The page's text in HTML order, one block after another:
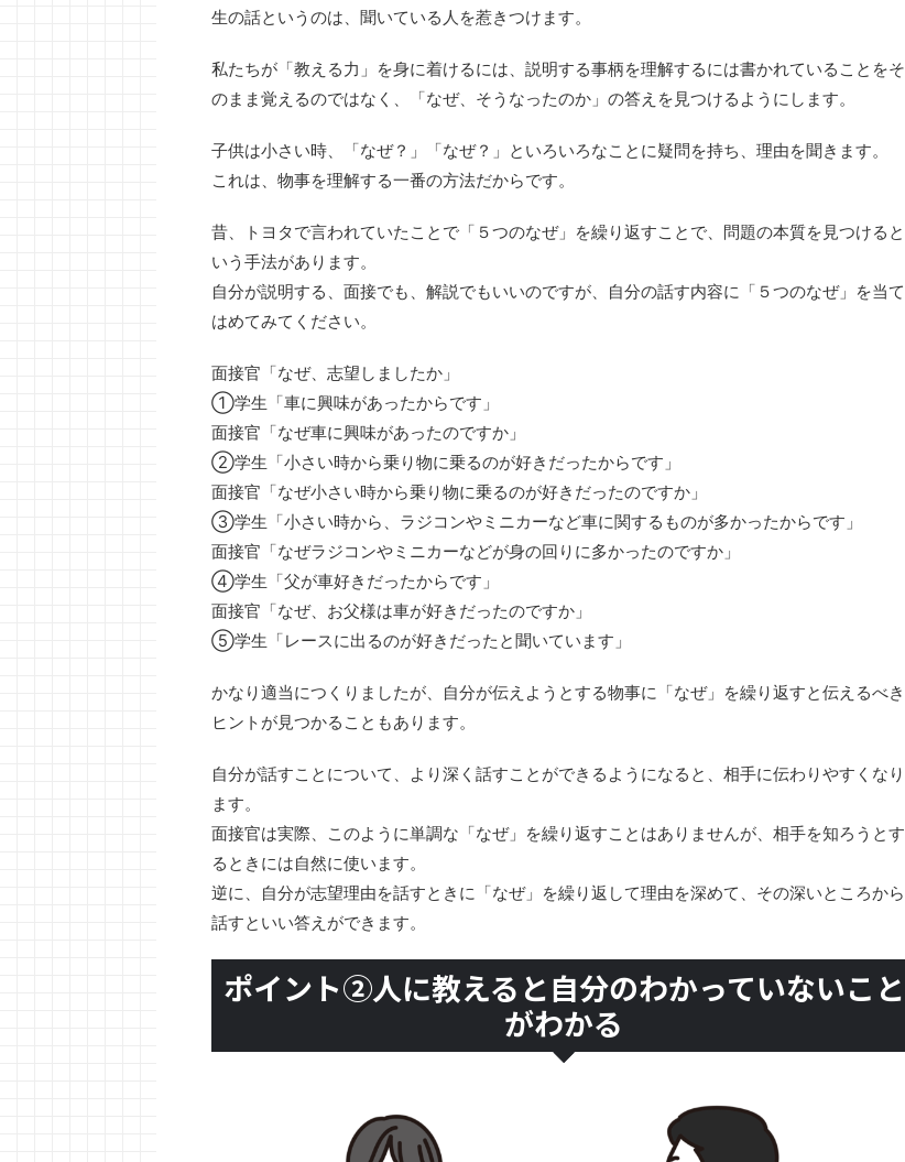
生の話というのは、聞いている人を惹きつけます。
私たちが「教える力」を身に着けるには、説明する事柄を理解するには書かれていることをそ
のまま覚えるのではなく、「なぜ、そうなったのか」の答えを見つけるようにします。
子供は小さい時、「なぜ？」「なぜ？」といろいろなことに疑問を持ち、理由を聞きます。
これは、物事を理解する一番の方法だからです。
昔、トヨタで言われていたことで「５つのなぜ」を繰り返すことで、問題の本質を見つけると
いう手法があります。
自分が説明する、面接でも、解説でもいいのですが、自分の話す内容に「５つのなぜ」を当て
はめてみてください。
面接官「なぜ、志望しましたか」
①学生「車に興味があったからです」
面接官「なぜ車に興味があったのですか」
②学生「小さい時から乗り物に乗るのが好きだったからです」
面接官「なぜ小さい時から乗り物に乗るのが好きだったのですか」
③学生「小さい時から、ラジコンやミニカーなど車に関するものが多かったからです」
面接官「なぜラジコンやミニカーなどが身の回りに多かったのですか」
④学生「父が車好きだったからです」
面接官「なぜ、お父様は車が好きだったのですか」
⑤学生「レースに出るのが好きだったと聞いています」
かなり適当につくりましたが、自分が伝えようとする物事に「なぜ」を繰り返すと伝えるべき
ヒントが見つかることもあります。
自分が話すことについて、より深く話すことができるようになると、相手に伝わりやすくなり
ます。
面接官は実際、このように単調な「なぜ」を繰り返すことはありませんが、相手を知ろうとす
るときには自然に使います。
逆に、自分が志望理由を話すときに「なぜ」を繰り返して理由を深めて、その深いところから
話すといい答えができます。
ポイント②人に教えると自分のわかっていないこと
がわかる